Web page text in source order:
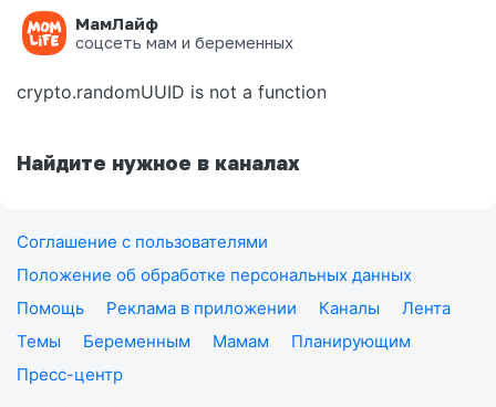
МамЛайф
соцсеть мам и беременных
Ошибка на странице
crypto.randomUUID is not a function
Найдите нужное в каналах
Соглашение с пользователями
Положение об обработке персональных данных
Помощь
Реклама в приложении Каналы
Лента
Темы
Беременным Мамам
Планирующим
Пресс-центр